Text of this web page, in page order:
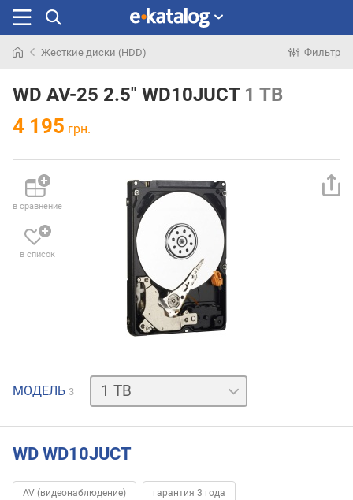
раньше
Жесткие диски (HDD) Фильтр
WD AV-25 2.5" WD10JUCT 1 TB
4 195 грн.
в сравнение
в список
МОДЕЛЬ 3
320
МБ
GB
WD WD10JUCT
AV (видеонаблюдение) гарантия 3 года